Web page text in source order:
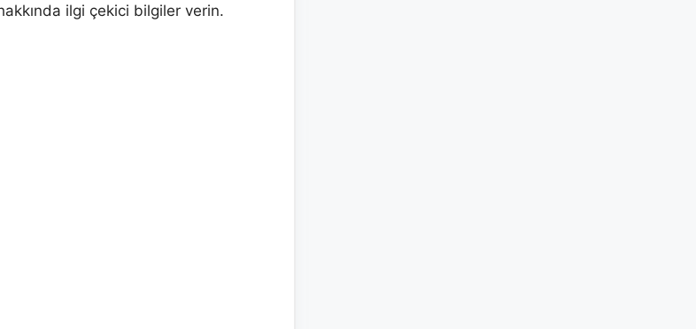
ilgi çekici bilgiler verin.